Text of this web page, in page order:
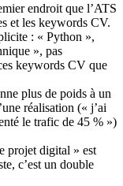
endroit que l’ATS
et les keywords CV.
: « Python »,
», pas
keywords CV que
plus de poids à un
réalisation (« j’ai
le trafic de 45 % »)
projet digital » est
c’est un double